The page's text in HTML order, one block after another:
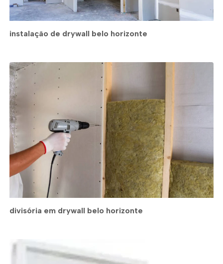
instalação de drywall belo horizonte
divisória em drywall belo horizonte